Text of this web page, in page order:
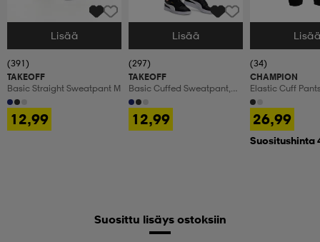
Valitse Koko
Lisää
(391)
TAKEOFF
Basic Straight Sweatpant M
12,99
Valitse Koko
Lisää
(297)
TAKEOFF
Basic Cuffed Sweatpant,
Olohousut, Miesten
12,99
Valitse Koko
(34)
CHAMPION
Elastic Cuff
26,99
Suositushinta
Suosittu lisäys ostoksiin